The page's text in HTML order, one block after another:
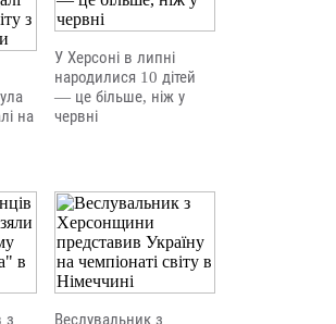
на
У Херсоні в липні
народилися 10 дітей
— це більше, ніж у
червні
з Веслувальник з